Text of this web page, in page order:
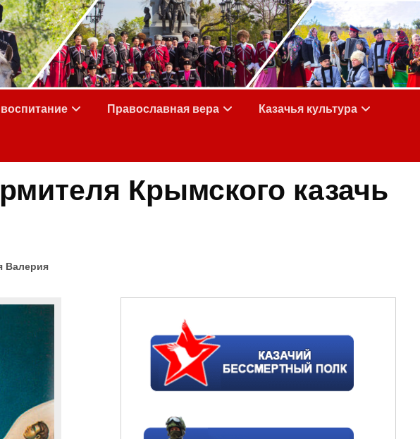
Православная вера Казачья культура
Крымского казачь
Валерия